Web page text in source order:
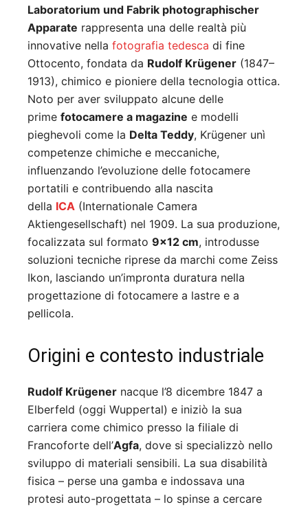
Laboratorium und Fabrik photographischer
Apparate rappresenta una delle realtà più
innovative nella fotografia tedesca di fine
Ottocento, fondata da Rudolf Krügener (1847–
1913), chimico e pioniere della tecnologia ottica.
Noto per aver sviluppato alcune delle
prime fotocamere a magazine e modelli
pieghevoli come la Delta Teddy, Krügener unì
competenze chimiche e meccaniche,
influenzando l’evoluzione delle fotocamere
portatili e contribuendo alla nascita
della ICA (Internationale Camera
Aktiengesellschaft) nel 1909. La sua produzione,
focalizzata sul formato 9×12 cm, introdusse
soluzioni tecniche riprese da marchi come Zeiss
Ikon, lasciando un’impronta duratura nella
progettazione di fotocamere a lastre e a
pellicola.
Origini e contesto industriale
Rudolf Krügener nacque l’8 dicembre 1847 a
Elberfeld (oggi Wuppertal) e iniziò la sua
carriera come chimico presso la filiale di
Francoforte dell’Agfa, dove si specializzò nello
sviluppo di materiali sensibili. La sua disabilità
fisica – perse una gamba e indossava una
protesi auto-progettata – lo spinse a cercare